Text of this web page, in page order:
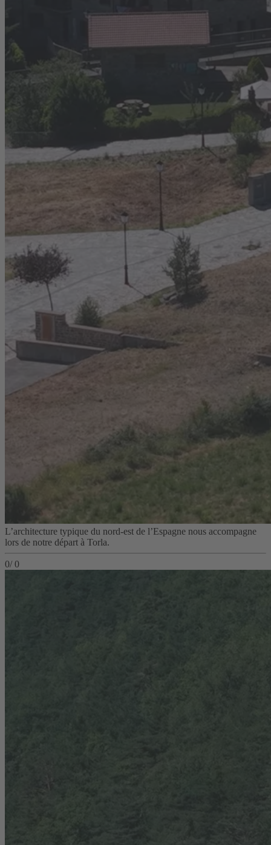
L’architecture typique du nord-est de l’Espagne nous accompagne
lors de notre départ à Torla.
0/ 0